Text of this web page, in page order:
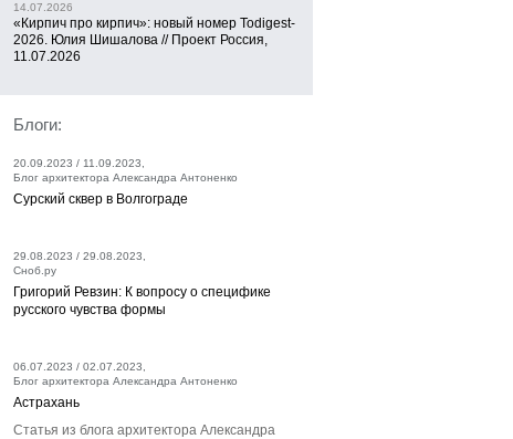
14.07.2026
«Кирпич про кирпич»: новый номер Todigest-
2026. Юлия Шишалова // Проект Россия,
11.07.2026
Блоги:
20.09.2023 / 11.09.2023,
Блог архитектора Александра Антоненко
Сурский сквер в Волгограде
29.08.2023 / 29.08.2023,
Сноб.ру
Григорий Ревзин: К вопросу о специфике
русского чувства формы
06.07.2023 / 02.07.2023,
Блог архитектора Александра Антоненко
Астрахань
Статья из блога архитектора Александра